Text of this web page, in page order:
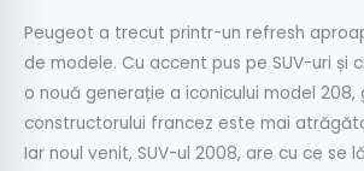
Peugeot a trecut printr-un refresh
de modele. Cu accent pus pe SUV-uri și
o nouă generație a iconicului model 208,
constructorului francez este mai
Iar noul venit, SUV-ul 2008, are cu ce se